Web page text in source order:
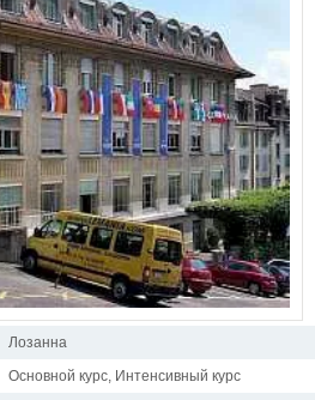
Лозанна
Основной курс, Интенсивный курс